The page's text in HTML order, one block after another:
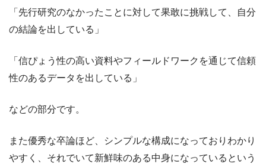
「先行研究のなかったことに対して果敢に挑戦して、自分
の結論を出している」
「信ぴょう性の高い資料やフィールドワークを通じて信頼
性のあるデータを出している」
などの部分です。
また優秀な卒論ほど、シンプルな構成になっておりわかり
やすく、それでいて新鮮味のある中身になっているという